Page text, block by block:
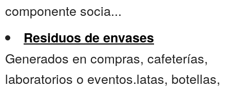
componente socia...
Residuos de envases
Generados en compras, cafeterías,
laboratorios o eventos.latas, botellas,